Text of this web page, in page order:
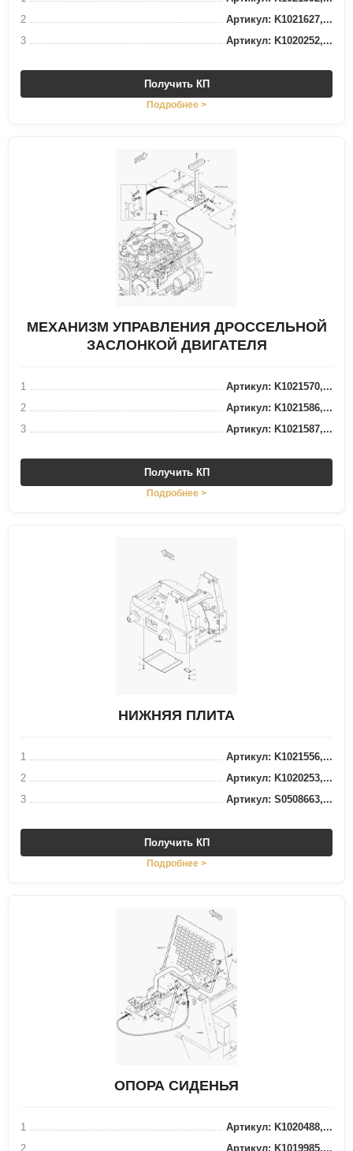
2
Артикул: K1021627,...
3
Артикул: K1020252,...
Получить КП
Подробнее >
МЕХАНИЗМ УПРАВЛЕНИЯ ДРОССЕЛЬНОЙ
ЗАСЛОНКОЙ ДВИГАТЕЛЯ
1
Артикул: K1021570,...
2
Артикул: K1021586,...
3
Артикул: K1021587,...
Получить КП
Подробнее >
НИЖНЯЯ ПЛИТА
1
Артикул: K1021556,...
2
Артикул: K1020253,...
3
Артикул: S0508663,...
Получить КП
Подробнее >
ОПОРА СИДЕНЬЯ
1
Артикул: K1020488,...
2
Артикул: K1019985,...